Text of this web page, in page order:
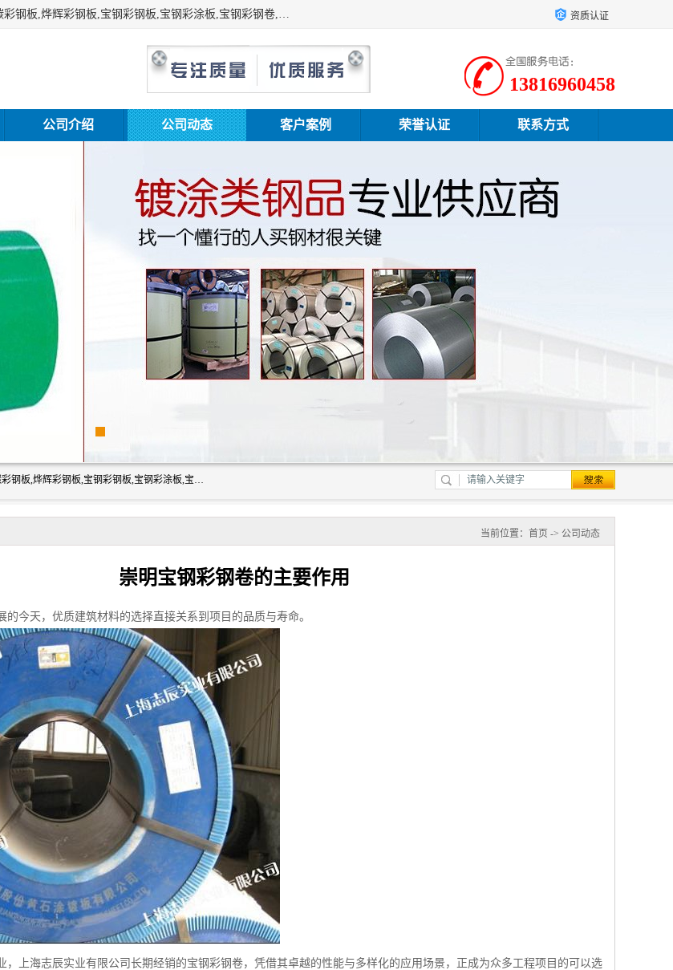
上海志辰实业有限公司主要经销:上海宝钢彩钢卷（宝钢总厂）台湾氟碳彩钢板,烨辉彩钢板,宝钢彩钢板,宝钢彩涂板,宝钢彩钢卷,马钢彩钢板,马钢彩钢卷,镀铝锌钢板,PVDF彩钢板,台湾烨辉彩钢板,高耐候彩钢板,硅改性彩钢板,规格齐全。 资质认证
13816960458
公司介绍 公司动态 客户案例 荣誉认证 联系方式
上海志辰实业有限公司主要经销:上海宝钢彩钢卷（宝钢总厂）台湾氟碳彩钢板,烨辉彩钢板,宝钢彩钢板,宝钢彩涂板,宝钢彩钢卷,马钢彩钢板,马钢彩钢卷,镀铝锌钢板,PVDF彩钢板,台湾烨辉彩钢板,高耐候彩钢板,硅改性彩钢板,规格齐全。
当前位置： 首页 -> 公司动态
崇明宝钢彩钢卷的主要作用
的今天，优质建筑材料的选择直接关系到项目的品质与寿命。
，上海志辰实业有限公司长期经销的宝钢彩钢卷，凭借其卓越的性能与多样化的应用场景，正成为众多工程项目的可以选